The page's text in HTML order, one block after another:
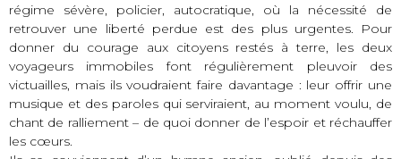
régime sévère, policier, autocratique, où la nécessité de
retrouver une liberté perdue est des plus urgentes. Pour
donner du courage aux citoyens restés à terre, les deux
voyageurs immobiles font régulièrement pleuvoir des
victuailles, mais ils voudraient faire davantage : leur offrir une
musique et des paroles qui serviraient, au moment voulu, de
chant de ralliement – de quoi donner de l’espoir et réchauffer
les cœurs.